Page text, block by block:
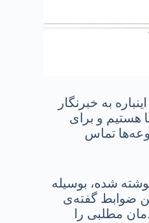
به خبرنگار
هستیم و برای
تماس
شده، بوسیله
ضوابط گفته‌ی
مطلبی را